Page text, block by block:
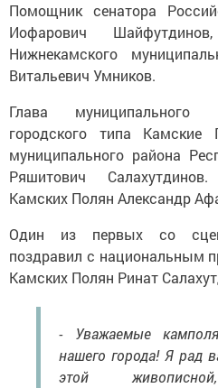
Помощник сенатора
Иофарович
Нижнекамского
Витальевич Умников.
Глава муниципального
городского типа Камские
муниципального района
Ряшитович
Камских Полян Александр
Один из первых со
поздравил с национальным
Камских Полян Ринат
- Уважаемые
нашего города! Я рад
этой